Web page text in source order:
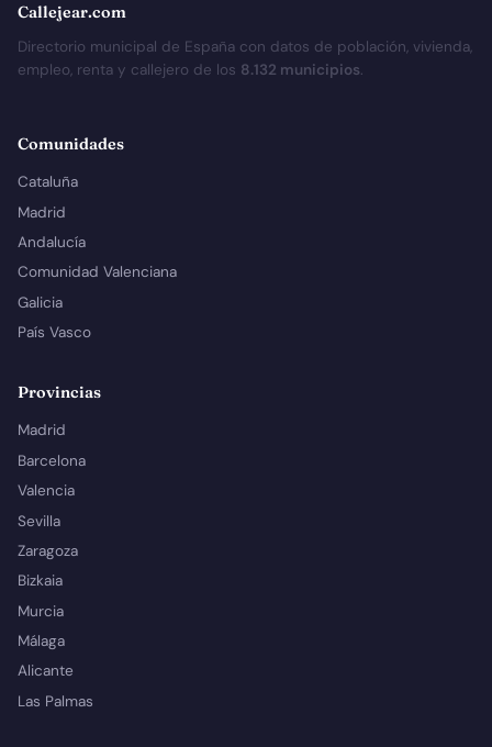
Callejear.com
Directorio municipal de España con datos de población, vivienda,
empleo, renta y callejero de los 8.132 municipios.
Comunidades
Cataluña
Madrid
Andalucía
Comunidad Valenciana
Galicia
País Vasco
Provincias
Madrid
Barcelona
Valencia
Sevilla
Zaragoza
Bizkaia
Murcia
Málaga
Alicante
Las Palmas